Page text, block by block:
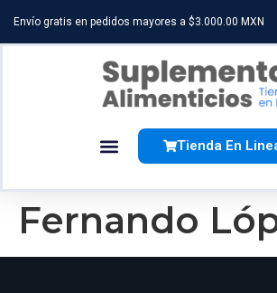
Envío gratis en pedidos mayores a $3.000.00 MXN
Tienda En
Fernando